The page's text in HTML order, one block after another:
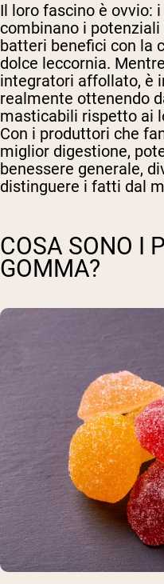
Il loro fascino è ovvio:
combinano i
batteri benefici con la
dolce leccornia.
integratori affollato, è
realmente ottenendo
masticabili rispetto ai
Con i produttori che
miglior digestione,
benessere generale,
distinguere i fatti dal
COSA SONO I
GOMMA?